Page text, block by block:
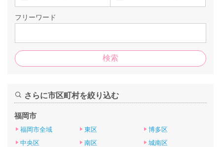
フリーワード
さらに市区町村を絞り込む
福岡市
福岡市全域 東区
博多区
中央区
南区
城南区